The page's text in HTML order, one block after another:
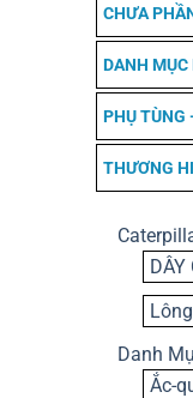
CHƯA
DANH MỤC
PHỤ TÙNG
THƯƠNG
DÂY
Danh
Ắc-